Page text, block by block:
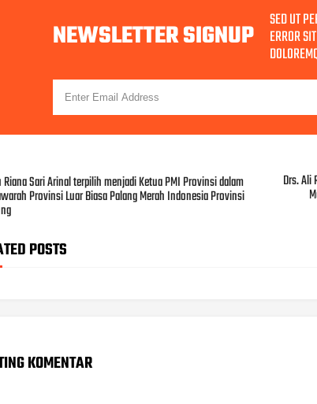
NEWSLETTER SIGNUP SED UT
ERROR
Riana Sari Arinal terpilih menjadi Ketua PMI Provinsi dalam
Provinsi Luar Biasa Palang Merah Indonesia Provinsi
Drs. Ali
POSTS
KOMENTAR